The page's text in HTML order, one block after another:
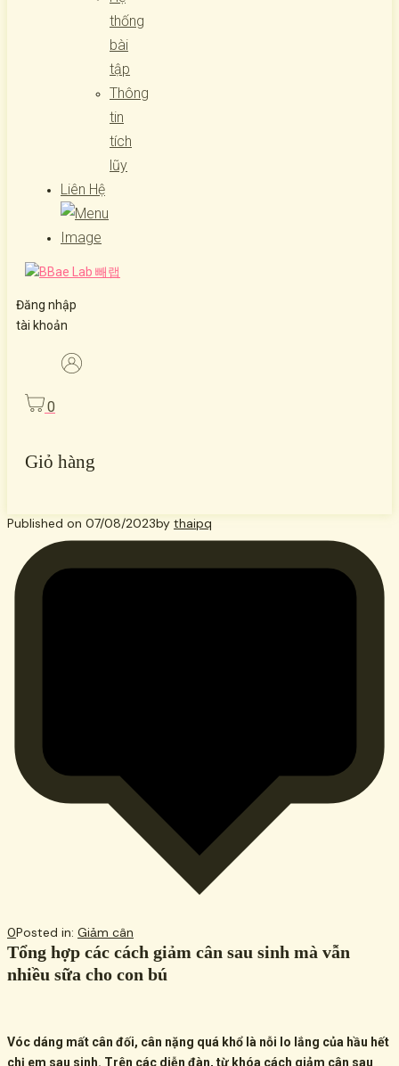
thống
bài
tập
Thông
tin
tích
lũy
Liên Hệ
Đăng nhập
tài khoản
0
Giỏ hàng
Published on 07/08/2023by thaipq
0Posted in: Giảm cân
Tổng hợp các cách giảm cân sau sinh mà vẫn
nhiều sữa cho con bú
Vóc dáng mất cân đối, cân nặng quá khổ là nỗi lo lắng của hầu hết
chị em sau sinh. Trên các diễn đàn, từ khóa cách giảm cân sau